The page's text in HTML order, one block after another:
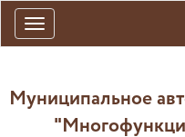
Toggle
navigation
Муниципальное